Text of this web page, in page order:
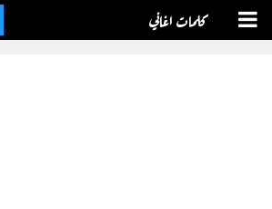
كلمات اغاني